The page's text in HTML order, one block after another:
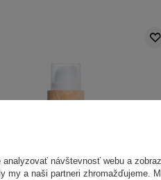
návštevnosť webu a
my a naši partneri zhromažďujeme.